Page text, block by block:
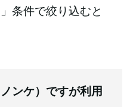
条件で絞り込むと
ンケ）ですが利用